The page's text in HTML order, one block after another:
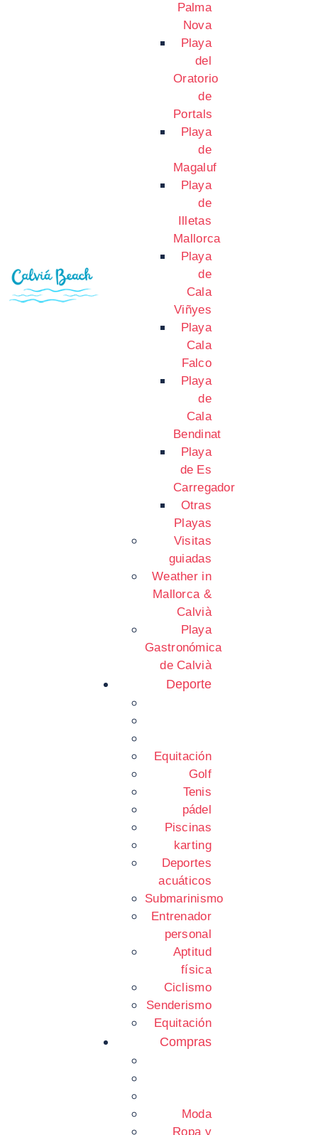
Palma
Nova
Playa
del
Oratorio
de
Portals
Playa
de
Magaluf
Playa
de
Illetas
Mallorca
Playa
de
Cala
Viñyes
Playa
Cala
Falco
Playa
de
Cala
Bendinat
Playa
de Es
Carregador
Otras
Playas
Visitas
guiadas
Weather in
Mallorca &
Calvià
Playa
Gastronómica
de Calvià
Deporte
Equitación
Golf
Tenis
pádel
Piscinas
karting
Deportes
acuáticos
Submarinismo
Entrenador
personal
Aptitud
física
Ciclismo
Senderismo
Equitación
Compras
Moda
Ropa y